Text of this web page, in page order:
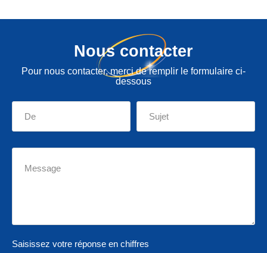
Nous contacter
Pour nous contacter, merci de remplir le formulaire ci-
dessous
Saisissez votre réponse en chiffres